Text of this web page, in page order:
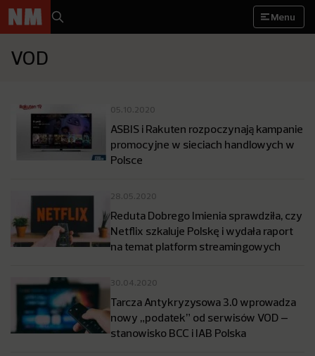
Menu
VOD
05.10.2020
ASBIS i Rakuten rozpoczynają kampanie
promocyjne w sieciach handlowych w
Polsce
28.05.2020
Reduta Dobrego Imienia sprawdziła, czy
Netflix szkaluje Polskę i wydała raport
na temat platform streamingowych
30.04.2020
Tarcza Antykryzysowa 3.0 wprowadza
nowy „podatek” od serwisów VOD –
stanowisko BCC i IAB Polska